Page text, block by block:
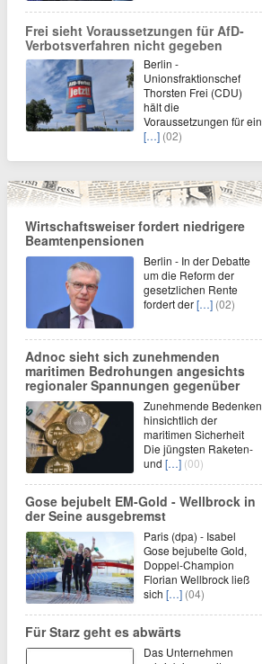
Frei sieht Voraussetzungen für AfD-
Verbotsverfahren nicht gegeben
Berlin -
Unionsfraktionschef
Thorsten Frei (CDU)
hält die
Voraussetzungen für ein
[…] (02)
Wirtschaftsweiser fordert niedrigere
Beamtenpensionen
Berlin - In der Debatte
um die Reform der
gesetzlichen Rente
fordert der[…] (02)
Adnoc sieht sich zunehmenden
maritimen Bedrohungen angesichts
regionaler Spannungen gegenüber
Zunehmende Bedenken
hinsichtlich der
maritimen Sicherheit
Die jüngsten Raketen-
und […] (00)
Gose bejubelt EM-Gold - Wellbrock in
der Seine ausgebremst
Paris (dpa) - Isabel
Gose bejubelte Gold,
Doppel-Champion
Florian Wellbrock ließ
sich […] (04)
Für Starz geht es abwärts
Das Unternehmen